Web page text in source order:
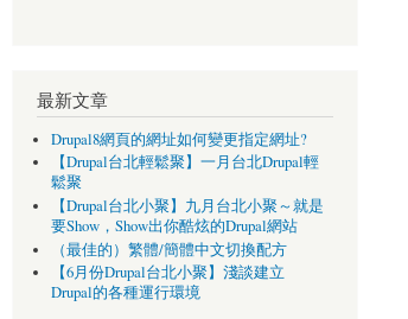
最新文章
Drupal8網頁的網址如何變更指定網址?
【Drupal台北輕鬆聚】一月台北Drupal輕
鬆聚
【Drupal台北小聚】九月台北小聚～就是
要Show，Show出你酷炫的Drupal網站
（最佳的）繁體/簡體中文切換配方
【6月份Drupal台北小聚】淺談建立
Drupal的各種運行環境